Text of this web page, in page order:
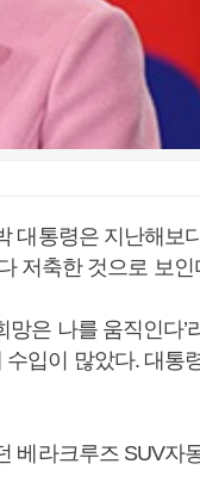
대통령은 지난해보
저축한 것으로 보인
은 나를 움직인다’
입이 많았다. 대통
베라크루즈 SUV자